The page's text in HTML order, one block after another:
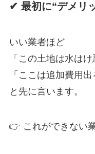
✔ 最初に“デメリ
いい業者ほど
「この土地は水はけ
「ここは追加費用
と先に言います。
👉 これができない